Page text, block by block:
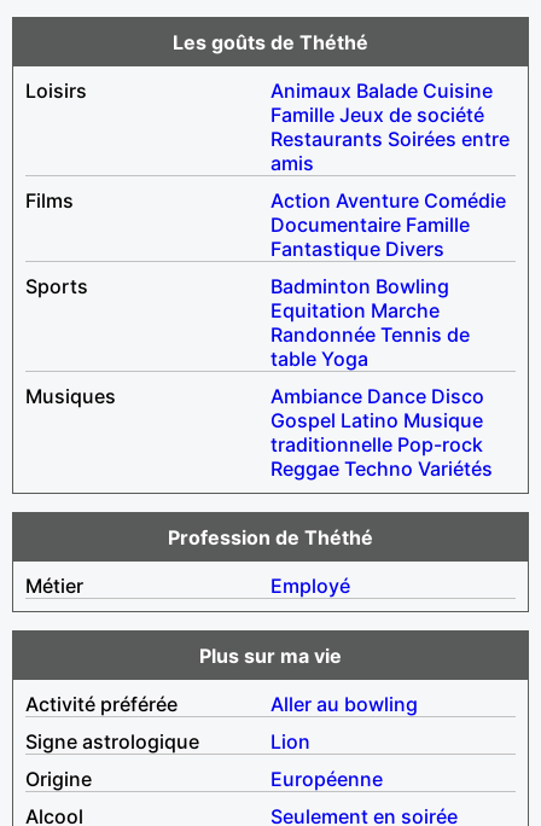
Les goûts de Théthé
Loisirs
Animaux Balade Cuisine
Famille Jeux de société
Restaurants Soirées entre
amis
Films
Action Aventure Comédie
Documentaire Famille
Fantastique Divers
Sports
Badminton Bowling
Equitation Marche
Randonnée Tennis de
table Yoga
Musiques
Ambiance Dance Disco
Gospel Latino Musique
traditionnelle Pop-rock
Reggae Techno Variétés
Profession de Théthé
Métier
Employé
Plus sur ma vie
Activité préférée
Aller au bowling
Signe astrologique
Lion
Origine
Européenne
Alcool
Seulement en soirée